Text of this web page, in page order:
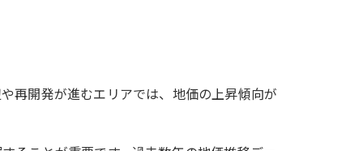
再開発が進むエリアでは、地価の上昇傾向が